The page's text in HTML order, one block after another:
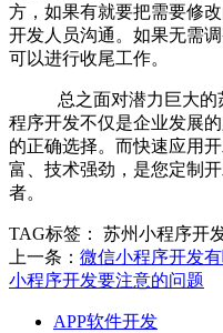
方，如果有就要把需要修
开发人员沟通。如果无需
可以进行收尾工作。
总之面对潜力巨大的苏
程序开发不仅是企业发展
的正确选择。而快速应用
富、技术强劲，是您定制
者。
TAG标签：
苏州小程序开
上一条： 微信小程序开发
小程序开发要注意的问题
APP软件开发